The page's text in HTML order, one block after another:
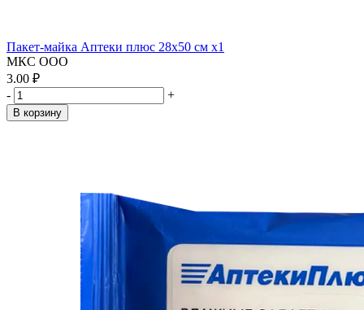
Пакет-майка Аптеки плюс 28х50 см x1
МКС ООО
3.00 ₽
-
+
В корзину